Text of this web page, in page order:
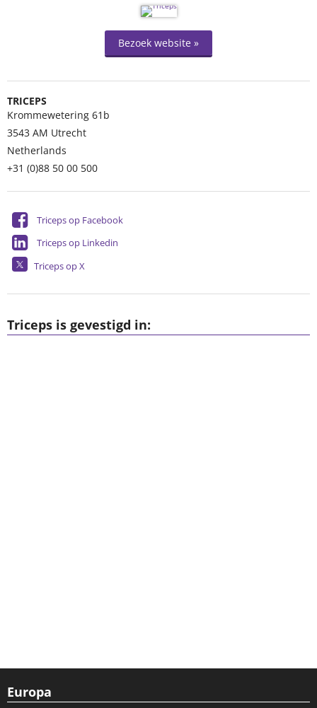
Bezoek website »
TRICEPS
Krommewetering 61b
3543 AM Utrecht
Netherlands
+31 (0)88 50 00 500
Triceps op Facebook
Triceps op Linkedin
Triceps op X
Triceps is gevestigd in:
Europa